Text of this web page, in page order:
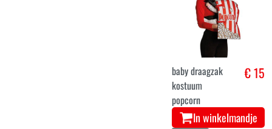
baby draagzak
kostuum
popcorn
€ 15
In winkelmandje